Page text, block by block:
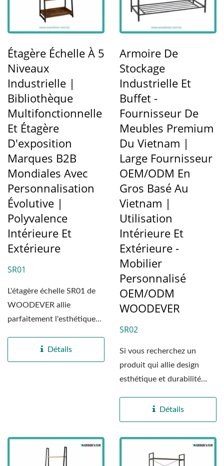
Étagère Échelle À 5
Niveaux
Industrielle |
Bibliothèque
Multifonctionnelle
Et Étagère
D'exposition
Marques B2B
Mondiales Avec
Personnalisation
Évolutive |
Polyvalence
Intérieure Et
Extérieure
SR01
L'étagère échelle SR01 de
WOODEVER allie
parfaitement l'esthétique
Détails
Armoire De
Stockage
Industrielle Et
Buffet -
Fournisseur De
Meubles Premium
Du Vietnam |
Large Fournisseur
OEM/ODM En
Gros Basé Au
Vietnam |
Utilisation
Intérieure Et
Extérieure -
Mobilier
Personnalisé
OEM/ODM
WOODEVER
SR02
Si vous recherchez un
produit qui allie design
esthétique et durabilité
Détails